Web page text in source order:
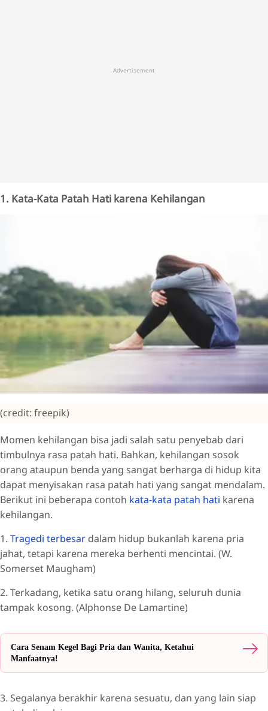
Advertisement
1. Kata-Kata Patah Hati karena Kehilangan
(credit: freepik)
Momen kehilangan bisa jadi salah satu penyebab dari
timbulnya rasa patah hati. Bahkan, kehilangan sosok
orang ataupun benda yang sangat berharga di hidup kita
dapat menyisakan rasa patah hati yang sangat mendalam.
Berikut ini beberapa contoh kata-kata patah hati karena
kehilangan.
1. Tragedi terbesar dalam hidup bukanlah karena pria
jahat, tetapi karena mereka berhenti mencintai. (W.
Somerset Maugham)
2. Terkadang, ketika satu orang hilang, seluruh dunia
tampak kosong. (Alphonse De Lamartine)
Cara Senam Kegel Bagi Pria dan Wanita, Ketahui
Manfaatnya!
3. Segalanya berakhir karena sesuatu, dan yang lain siap